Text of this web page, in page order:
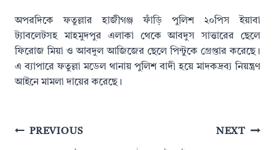
অপরদিকে ফতুল্লার হাজীগঞ্জ ফাঁড়ি পুলিশ ২০পিস ইয়াবা
ট্যাবলেটসহ মাহমুদপুর এলাকা থেকে আবদুস সাত্তারের ছেলে
ফিরোজ মিয়া ও আবদুল আজিজের ছেলে পিন্টুকে গ্রেপ্তার করেছে।
এ ব্যাপারে ফতুল্লা মডেল থানায় পুলিশ বাদী হয়ে মাদকদ্রব্য নিয়ন্ত্রণ
আইনে মামলা দায়ের করেছে।
PostPREVIOUS NEXT